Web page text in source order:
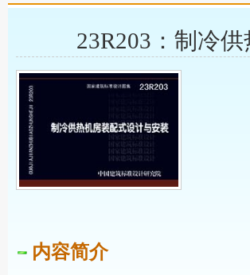
23R203：制冷
内容简介